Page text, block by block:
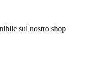
sul nostro shop